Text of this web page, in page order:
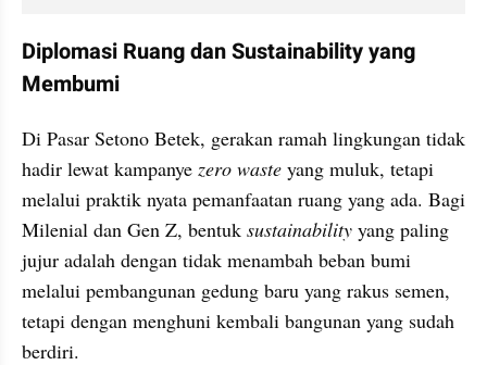
Diplomasi Ruang dan Sustainability yang
Membumi
​Di Pasar Setono Betek, gerakan ramah lingkungan tidak
hadir lewat kampanye zero waste yang muluk, tetapi
melalui praktik nyata pemanfaatan ruang yang ada. Bagi
Milenial dan Gen Z, bentuk sustainability yang paling
jujur adalah dengan tidak menambah beban bumi
melalui pembangunan gedung baru yang rakus semen,
tetapi dengan menghuni kembali bangunan yang sudah
berdiri.